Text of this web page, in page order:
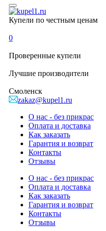
Купели по честным ценам
0
Проверенные купели
Лучшие производители
Смоленск
zakaz@kupel1.ru
О нас - без прикрас
Оплата и доставка
Как заказать
Гарантия и возврат
Контакты
Отзывы
О нас - без прикрас
Оплата и доставка
Как заказать
Гарантия и возврат
Контакты
Отзывы